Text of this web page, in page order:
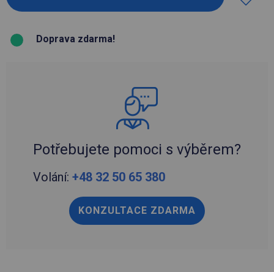
Doprava zdarma!
Potřebujete pomoci s výběrem?
Volání: +48 32 50 65 380
KONZULTACE ZDARMA